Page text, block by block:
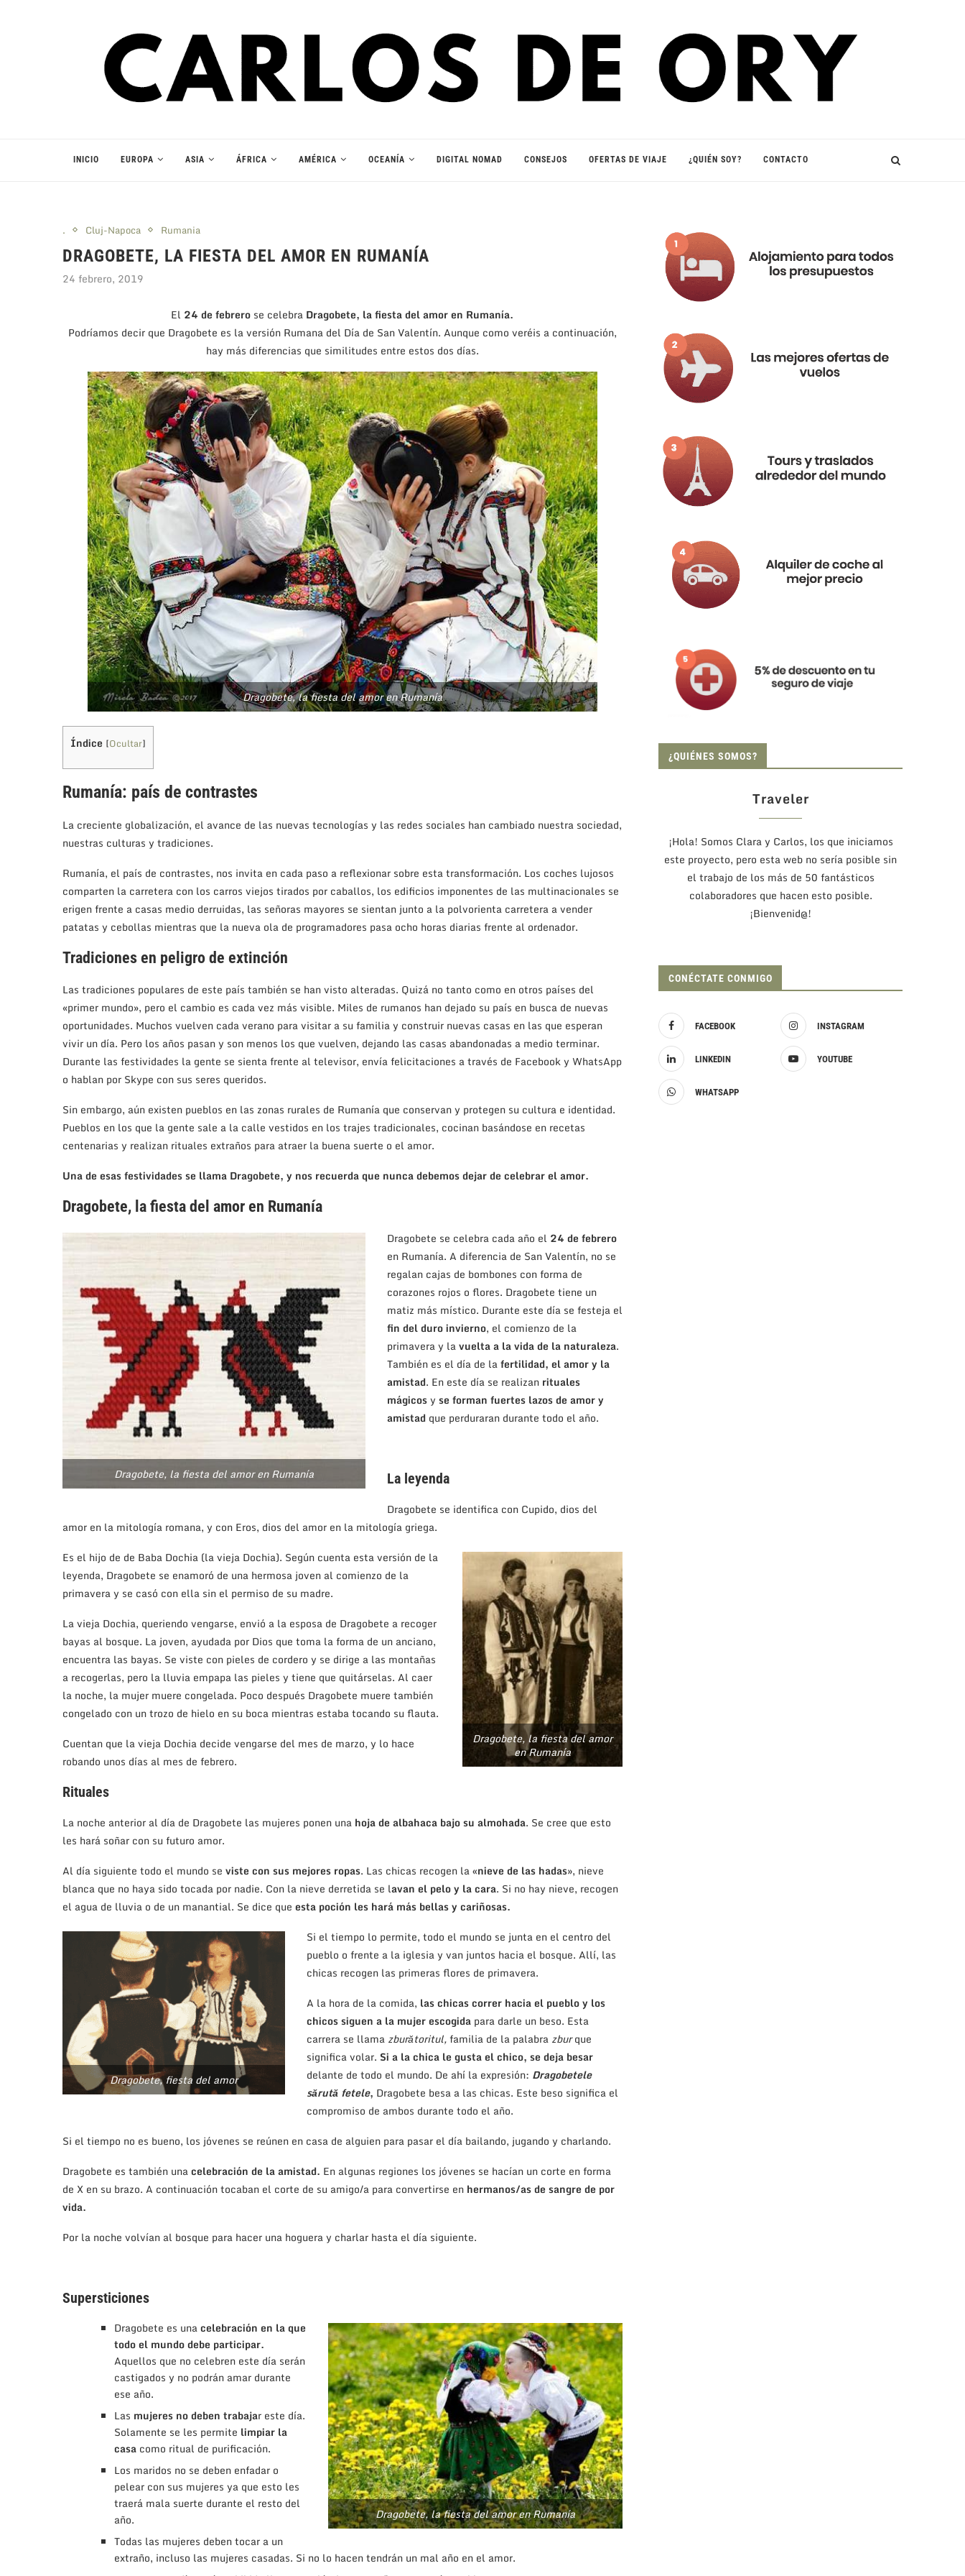
INICIO EUROPA ASIA ÁFRICA AMÉRICA OCEANÍA DIGITAL NOMAD CONSEJOS OFERTAS DE VIAJE ¿QUIÉN SOY? CONTACTO
. Cluj-Napoca Rumania
DRAGOBETE, LA FIESTA DEL AMOR EN RUMANÍA
24 febrero, 2019
El 24 de febrero se celebra Dragobete, la fiesta del amor en Rumanía.
Podríamos decir que Dragobete es la versión Rumana del Día de San Valentín. Aunque como veréis a continuación,
hay más diferencias que similitudes entre estos dos días.
Dragobete, la fiesta del amor en Rumanía
Índice [Ocultar]
Rumanía: país de contrastes
La creciente globalización, el avance de las nuevas tecnologías y las redes sociales han cambiado nuestra sociedad,
nuestras culturas y tradiciones.
Rumanía, el país de contrastes, nos invita en cada paso a reflexionar sobre esta transformación. Los coches lujosos
comparten la carretera con los carros viejos tirados por caballos, los edificios imponentes de las multinacionales se
erigen frente a casas medio derruidas, las señoras mayores se sientan junto a la polvorienta carretera a vender
patatas y cebollas mientras que la nueva ola de programadores pasa ocho horas diarias frente al ordenador.
Tradiciones en peligro de extinción
Las tradiciones populares de este país también se han visto alteradas. Quizá no tanto como en otros países del
«primer mundo», pero el cambio es cada vez más visible. Miles de rumanos han dejado su país en busca de nuevas
oportunidades. Muchos vuelven cada verano para visitar a su familia y construir nuevas casas en las que esperan
vivir un día. Pero los años pasan y son menos los que vuelven, dejando las casas abandonadas a medio terminar.
Durante las festividades la gente se sienta frente al televisor, envía felicitaciones a través de Facebook y WhatsApp
o hablan por Skype con sus seres queridos.
Sin embargo, aún existen pueblos en las zonas rurales de Rumanía que conservan y protegen su cultura e identidad.
Pueblos en los que la gente sale a la calle vestidos en los trajes tradicionales, cocinan basándose en recetas
centenarias y realizan rituales extraños para atraer la buena suerte o el amor.
Una de esas festividades se llama Dragobete, y nos recuerda que nunca debemos dejar de celebrar el amor.
Dragobete, la fiesta del amor en Rumanía
Dragobete, la fiesta del amor en Rumanía
Dragobete se celebra cada año el 24 de febrero
en Rumanía. A diferencia de San Valentín, no se
regalan cajas de bombones con forma de
corazones rojos o flores. Dragobete tiene un
matiz más místico. Durante este día se festeja el
fin del duro invierno, el comienzo de la
primavera y lavuelta a la vida de la naturaleza.
También es el día de lafertilidad, el amor y la
amistad. En este día se realizan rituales
mágicosy se forman fuertes lazos de amor y
amistad que perduraran durante todo el año.
La leyenda
Dragobete se identifica con Cupido, dios del
amor en la mitología romana, y con Eros, dios del amor en la mitología griega.
Dragobete, la fiesta del amor
en Rumanía
Es el hijo de de Baba Dochia (la vieja Dochia). Según cuenta esta versión de la
leyenda, Dragobete se enamoró de una hermosa joven al comienzo de la
primavera y se casó con ella sin el permiso de su madre.
La vieja Dochia, queriendo vengarse, envió a la esposa de Dragobete a recoger
bayas al bosque. La joven, ayudada por Dios que toma la forma de un anciano,
encuentra las bayas. Se viste con pieles de cordero y se dirige a las montañas
a recogerlas, pero la lluvia empapa las pieles y tiene que quitárselas. Al caer
la noche, la mujer muere congelada. Poco después Dragobete muere también
congelado con un trozo de hielo en su boca mientras estaba tocando su flauta.
Cuentan que la vieja Dochia decide vengarse del mes de marzo, y lo hace
robando unos días al mes de febrero.
Rituales
La noche anterior al día de Dragobete las mujeres ponen una hoja de albahaca bajo su almohada. Se cree que esto
les hará soñar con su futuro amor.
Al día siguiente todo el mundo se viste con sus mejores ropas. Las chicas recogen la«nieve de las hadas», nieve
blanca que no haya sido tocada por nadie. Con la nieve derretida se lavan el pelo y la cara. Si no hay nieve, recogen
el agua de lluvia o de un manantial. Se dice que esta poción les hará más bellas y cariñosas.
Dragobete, fiesta del amor
Si el tiempo lo permite, todo el mundo se junta en el centro del
pueblo o frente a la iglesia y van juntos hacia el bosque. Allí, las
chicas recogen las primeras flores de primavera.
A la hora de la comida, las chicas correr hacia el pueblo y los
chicos siguen a la mujer escogida para darle un beso. Esta
carrera se llama zburătoritul,familia de la palabra zburque
significa volar. Si a la chica le gusta el chico, se deja besar
delante de todo el mundo. De ahí la expresión: Dragobetele
sărută fetele, Dragobete besa a las chicas. Este beso significa el
compromiso de ambos durante todo el año.
Si el tiempo no es bueno, los jóvenes se reúnen en casa de alguien para pasar el día bailando, jugando y charlando.
Dragobete es también unacelebración de la amistad. En algunas regiones los jóvenes se hacían un corte en forma
de X en su brazo. A continuación tocaban el corte de su amigo/a para convertirse en hermanos/as de sangre de por
vida.
Por la noche volvían al bosque para hacer una hoguera y charlar hasta el día siguiente.
Supersticiones
Dragobete, la fiesta del amor en Rumanía
Dragobete es unacelebración en la que
todo el mundo debe participar.
Aquellos que no celebren este día serán
castigados y no podrán amar durante
ese año.
Las mujeres no deben trabajar este día.
Solamente se les permite limpiar la
casa como ritual de purificación.
Los maridos no se deben enfadar o
pelear con sus mujeres ya que esto les
traerá mala suerte durante el resto del
año.
Todas las mujeres deben tocar a un
extraño, incluso las mujeres casadas. Si no lo hacen tendrán un mal año en el amor.
¿QUIÉNES SOMOS?
Traveler
¡Hola! Somos Clara y Carlos, los que iniciamos
este proyecto, pero esta web no sería posible sin
el trabajo de los más de 50 fantásticos
colaboradores que hacen esto posible.
¡Bienvenid@!
CONÉCTATE CONMIGO
FACEBOOK INSTAGRAM
LINKEDIN YOUTUBE
WHATSAPP